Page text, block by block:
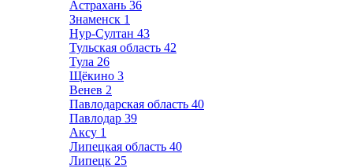
Астрахань 36
Знаменск 1
Нур-Султан 43
Тульская область 42
Тула 26
Щёкино 3
Венев 2
Павлодарская область 40
Павлодар 39
Аксу 1
Липецкая область 40
Липецк 25